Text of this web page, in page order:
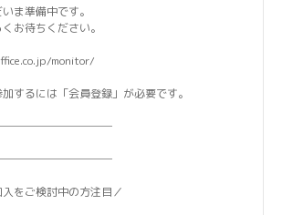
ま準備中です。
お待ちください。
monitor/
するには「会員登録」が必要です。
をご検討中の方注目／